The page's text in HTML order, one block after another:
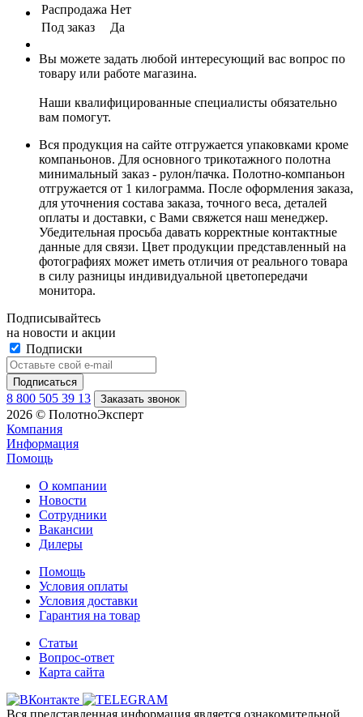
Распродажа Нет
Под заказ
Да
Вы можете задать любой интересующий вас вопрос по
товару или работе магазина.
Наши квалифицированные специалисты обязательно
вам помогут.
Вся продукция на сайте отгружается упаковками кроме
компаньонов. Для основного трикотажного полотна
минимальный заказ - рулон/пачка. Полотно-компаньон
отгружается от 1 килограмма. После оформления заказа,
для уточнения состава заказа, точного веса, деталей
оплаты и доставки, с Вами свяжется наш менеджер.
Убедительная просьба давать корректные контактные
данные для связи. Цвет продукции представленный на
фотографиях может иметь отличия от реального товара
в силу разницы индивидуальной цветопередачи
монитора.
Подписывайтесь
на новости и акции
Подписки
8 800 505 39 13 Заказать звонок
2026 © ПолотноЭксперт
Компания
Информация
Помощь
О компании
Новости
Сотрудники
Вакансии
Дилеры
Помощь
Условия оплаты
Условия доставки
Гарантия на товар
Статьи
Вопрос-ответ
Карта сайта
Вся представленная информация является ознакомительной,